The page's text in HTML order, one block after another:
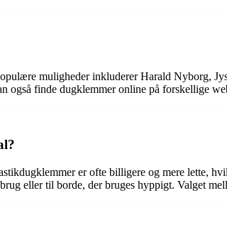
muligheder inkluderer Harald Nyborg,
finde dugklemmer online på forskellige
er ofte billigere og mere lette,
eller til borde, der bruges hyppigt. Valget